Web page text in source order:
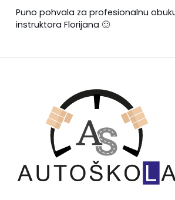
Puno pohvala za profesionalnu
instruktora Florijana 🙂